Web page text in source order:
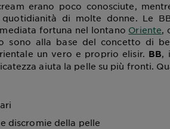
erano poco conosciute,
di molte donne. Le
fortuna nel lontano Oriente,
sono alla base del concetto di
un vero e proprio elisir. BB,
aiuta la pelle su più fronti.
discromie della pelle